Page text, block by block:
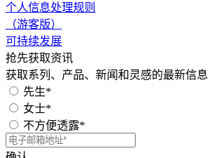
个人信息处理规则
（游客版）
可持续发展
抢先获取资讯
获取系列、产品、新闻和灵感的最新信息
先生*
女士*
不方便透露*